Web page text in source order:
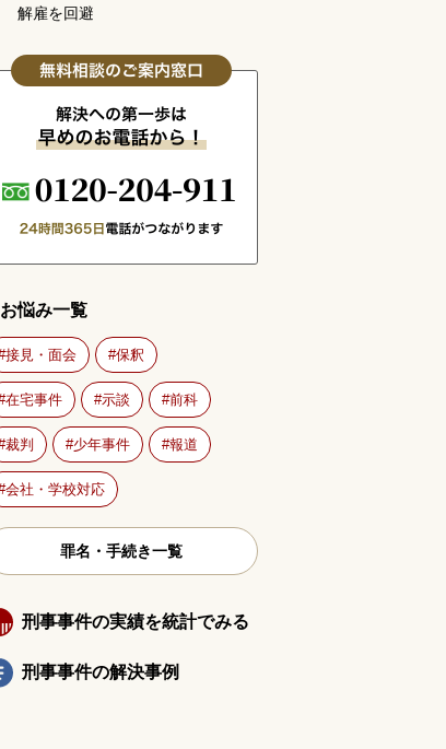
解雇を回避
お悩み一覧
接見・面会 保釈
在宅事件 示談 前科
裁判 少年事件 報道
会社・学校対応
罪名・手続き一覧
刑事事件の実績を統計でみる
刑事事件の解決事例